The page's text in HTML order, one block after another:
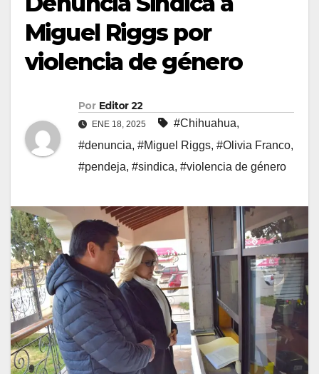
Miguel Riggs por
violencia de género
Por Editor 22
ENE 18, 2025 #Chihuahua,
#denuncia, #Miguel Riggs, #Olivia Franco,
#pendeja, #sindica, #violencia de género